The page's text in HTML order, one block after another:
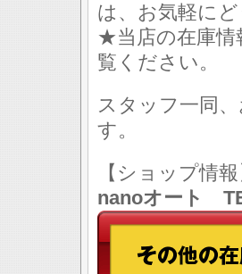
は、お気軽に
★当店の在庫情
覧ください。
スタッフ一同
す。
【ショップ情
nanoオート